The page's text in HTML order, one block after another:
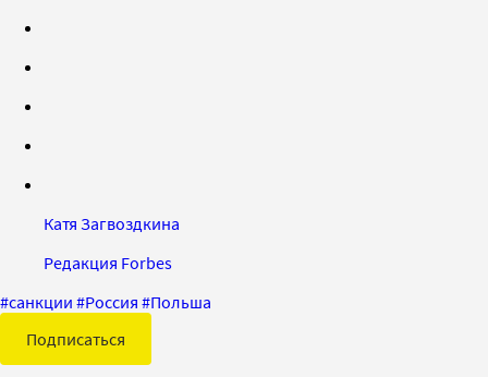
Катя Загвоздкина
Редакция Forbes
#санкции #Россия #Польша
Подписаться